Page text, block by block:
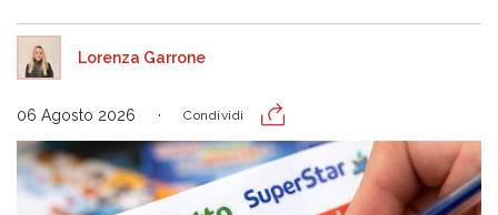
Lorenza Garrone
06 Agosto 2026 Condividi